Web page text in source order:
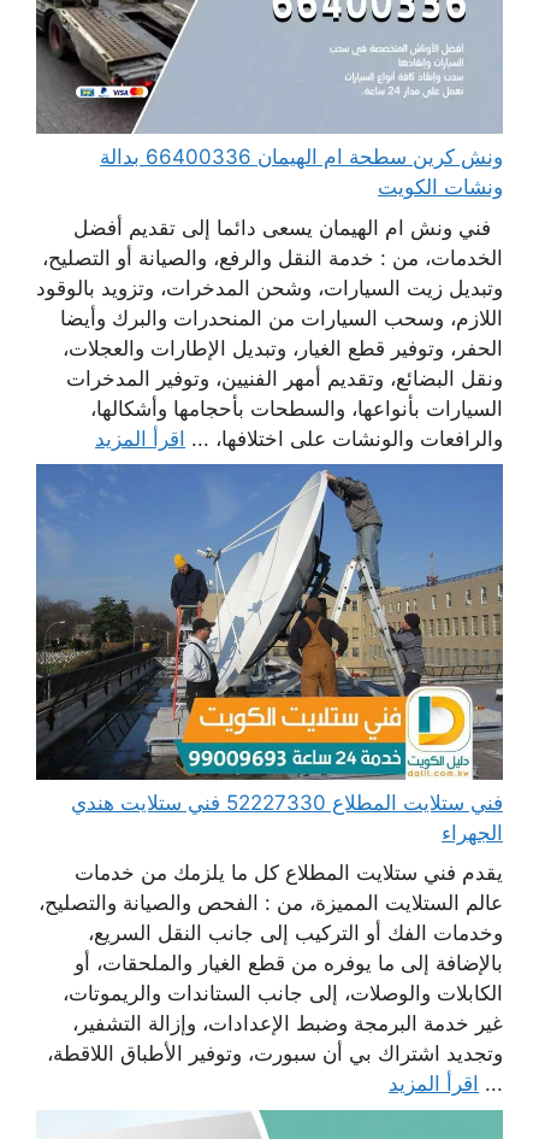
ونش كرين سطحة ام الهيمان 66400336 بدالة
ونشات الكويت
فني ونش ام الهيمان يسعى دائما إلى تقديم أفضل
الخدمات، من : خدمة النقل والرفع، والصيانة أو التصليح،
وتبديل زيت السيارات، وشحن المدخرات، وتزويد بالوقود
اللازم، وسحب السيارات من المنحدرات والبرك وأيضا
الحفر، وتوفير قطع الغيار، وتبديل الإطارات والعجلات،
ونقل البضائع، وتقديم أمهر الفنيين، وتوفير المدخرات
السيارات بأنواعها، والسطحات بأحجامها وأشكالها،
والرافعات والونشات على اختلافها، ... اقرأ المزيد
فني ستلايت المطلاع 52227330 فني ستلايت هندي
الجهراء
يقدم فني ستلايت المطلاع كل ما يلزمك من خدمات
عالم الستلايت المميزة، من : الفحص والصيانة والتصليح،
وخدمات الفك أو التركيب إلى جانب النقل السريع،
بالإضافة إلى ما يوفره من قطع الغيار والملحقات، أو
الكابلات والوصلات، إلى جانب الستاندات والريموتات،
غير خدمة البرمجة وضبط الإعدادات، وإزالة التشفير،
وتجديد اشتراك بي أن سبورت، وتوفير الأطباق اللاقطة،
... اقرأ المزيد